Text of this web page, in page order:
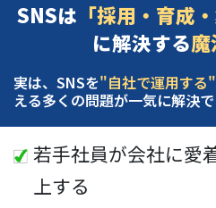
SNSは 「採用・育成
に解決する
実は、SNSを"自社で運用する"
える多くの問題が一気に解決
若手社員が会社に愛
上する